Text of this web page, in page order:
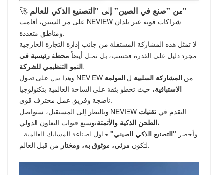
🚀 من "صنع في الصين" إلى "التصنيع الذكي للعالم"
على مر السنين، أقامت NEVIEW شراكات قوية عبر بلدان
ومناطق متعددة.
لا تمثل هذه المشاركة المستقلة من جانب إدارة التجارة الخارجية
مجرد دليل على القدرة فحسب، بل تمثل أيضاً محطة رئيسية في
النمو التنظيمي للشركة.
وهذا يدل على تحول NEVIEW من المشاركة السلبية ل العولمة
الاستباقية، حيث تخطو بثقة على الساحة العالمية بتكنولوجيا
ناضجة وفريق عمل محترف قوي.
وبالنظر إلى المستقبل، ستواصل NEVIEW التقدم في تقنيات
الطحن الذكية والأتمتةتوسيع قنوات التعاون الدولي،
وأحضر "التصنيع الذكي الصيني" حلول لصناعة المسابك العالمية -
لتكون مرئي، موثوق به، ومختار من قبل العالم.